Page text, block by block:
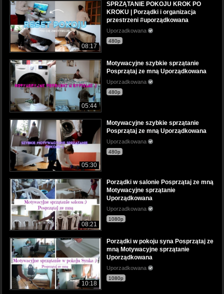
08:17
SPRZĄTANIE POKOJU KROK PO
KROKU | Porządki i organizacja
przestrzeni #uporządkowana
Uporzadkowana
480p
05:44
Motywacyjne szybkie sprzątanie
Posprzątaj ze mną Uporządkowana
Uporzadkowana
480p
05:30
Motywacyjne szybkie sprzątanie
Posprzątaj ze mną Uporządkowana
Uporzadkowana
480p
08:21
Porządki w salonie Posprzątaj ze mną
Motywacyjne sprzątanie
Uporządkowana
Uporzadkowana
1080p
10:18
Porządki w pokoju syna Posprzątaj ze
mną Motywacyjne sprzątanie
Uporządkowana
Uporzadkowana
1080p